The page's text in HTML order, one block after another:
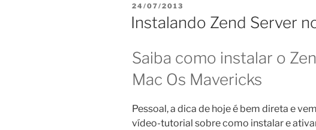
PUBLICADO
EM
24/07/2013
Instalando Zend Server
Saiba como instalar o
Mac Os Mavericks
Pessoal, a dica de hoje é bem direta e
vídeo-tutorial sobre como instalar e